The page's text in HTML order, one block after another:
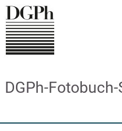
Direkt
zum
Inhalt
DGPh-